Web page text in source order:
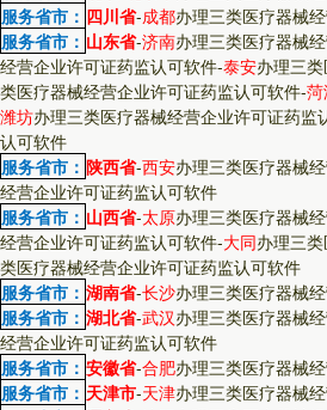
服务省市： 四川省-成都办理三类医疗器械
服务省市： 山东省-济南办理三类医疗器械
经营企业许可证药监认可软件-泰安办理三
类医疗器械经营企业许可证药监认可软件-
潍坊办理三类医疗器械经营企业许可证药监
认可软件
服务省市： 陕西省-西安办理三类医疗器械
经营企业许可证药监认可软件
服务省市： 山西省-太原办理三类医疗器械
经营企业许可证药监认可软件-大同办理三
类医疗器械经营企业许可证药监认可软件
服务省市： 湖南省-长沙办理三类医疗器械
服务省市： 湖北省-武汉办理三类医疗器械
经营企业许可证药监认可软件
服务省市： 安徽省-合肥办理三类医疗器械
服务省市： 天津市-天津办理三类医疗器械